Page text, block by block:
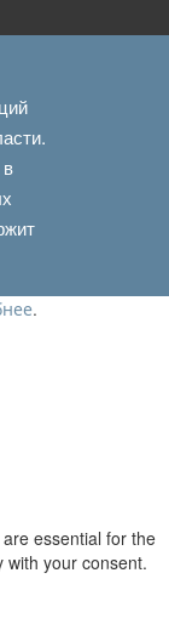
.
essential for the
with your consent.